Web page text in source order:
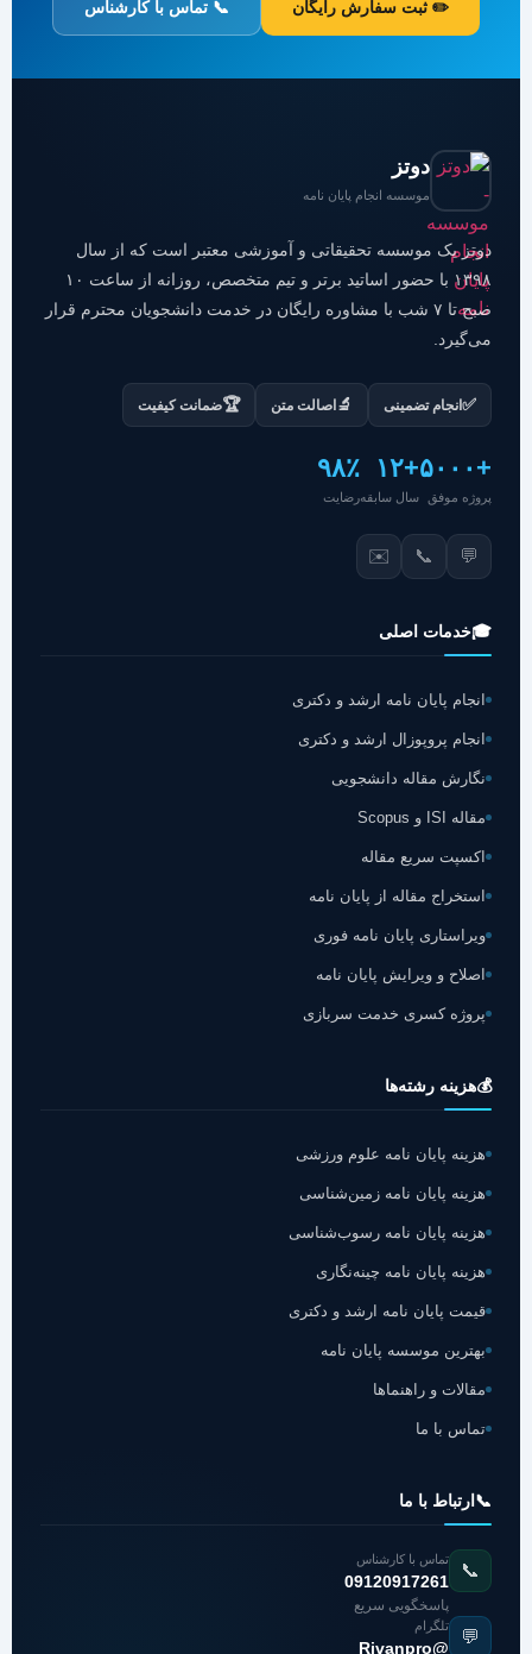
✏️ ثبت سفارش رایگان 📞 تماس با کارشناس
دوتز
موسسه انجام پایان نامه
دوتز یک موسسه تحقیقاتی و آموزشی معتبر است که از سال
۱۳۹۸ با حضور اساتید برتر و تیم متخصص، روزانه از ساعت ۱۰
صبح تا ۷ شب با مشاوره رایگان در خدمت دانشجویان محترم قرار
می‌گیرد.
✅انجام تضمینی 🔬اصالت متن 🏆ضمانت کیفیت
+۵۰۰۰
پروژه موفق
+۱۲
سال سابقه
۹۸٪
رضایت
💬
📞
✉️
🎓خدمات اصلی
انجام پایان نامه ارشد و دکتری
انجام پروپوزال ارشد و دکتری
نگارش مقاله دانشجویی
مقاله ISI و Scopus
اکسپت سریع مقاله
استخراج مقاله از پایان نامه
ویراستاری پایان نامه فوری
اصلاح و ویرایش پایان نامه
پروژه کسری خدمت سربازی
💰هزینه رشته‌ها
هزینه پایان نامه علوم ورزشی
هزینه پایان نامه زمین‌شناسی
هزینه پایان نامه رسوب‌شناسی
هزینه پایان نامه چینه‌نگاری
قیمت پایان نامه ارشد و دکتری
بهترین موسسه پایان نامه
مقالات و راهنماها
تماس با ما
📞 ارتباط با ما
📞
تماس با کارشناس
09120917261
پاسخگویی سریع
💬
تلگرام
@Rivanpro